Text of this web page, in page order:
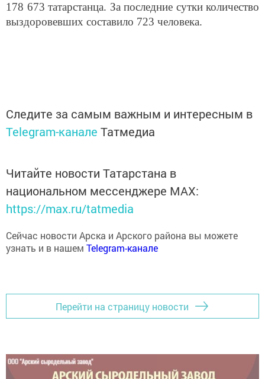
178 673 татарстанца. За последние сутки количество
выздоровевших составило 723 человека.
Следите за самым важным и интересным в
Telegram-канале Татмедиа
Читайте новости Татарстана в
национальном мессенджере MАХ:
https://max.ru/tatmedia
Сейчас новости Арска и Арского района вы можете
узнать и в нашем Telegram-канале
Перейти на страницу новости